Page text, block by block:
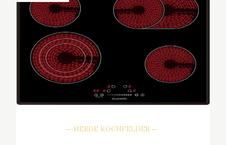
HERDE KOCHFELDER